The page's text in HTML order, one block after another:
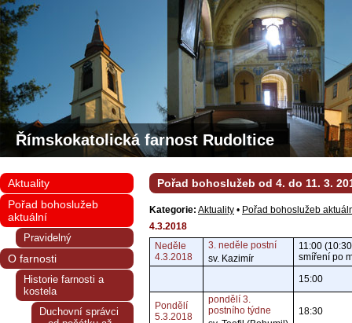
Římskokatolická farnost Rudoltice
Pořad bohoslužeb od 4. do 11. 3.
Kategorie: Aktuality • Pořad bohoslužeb
4.3.2018
Neděle
4.3.2018
3. neděle postní
sv. Kazimír
11:00
smíření po
15:00
Pondělí
5.3.2018
pondělí 3.
postního týdne
18:30
Aktuality
Pořad bohoslužeb
aktuální
Pravidelný
O farnosti
Historie farnosti a
kostela
Duchovní správci